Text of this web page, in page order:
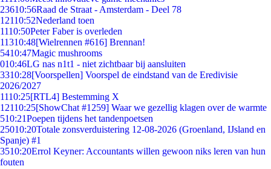
23610:56Raad de Straat - Amsterdam - Deel 78
12110:52Nederland toen
1110:50Peter Faber is overleden
11310:48[Wielrennen #616] Brennan!
5410:47Magic mushrooms
010:46LG nas n1t1 - niet zichtbaar bij aansluiten
3310:28[Voorspellen] Voorspel de eindstand van de Eredivisie
2026/2027
1110:25[RTL4] Bestemming X
12110:25[ShowChat #1259] Waar we gezellig klagen over de warmte
510:21Poepen tijdens het tandenpoetsen
25010:20Totale zonsverduistering 12-08-2026 (Groenland, IJsland en
Spanje) #1
3510:20Errol Keyner: Accountants willen gewoon niks leren van hun
fouten